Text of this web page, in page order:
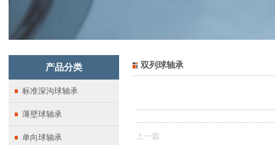
产品分类
标准深沟球轴承
薄壁球轴承
单向球轴承
双列球轴承
上一篇